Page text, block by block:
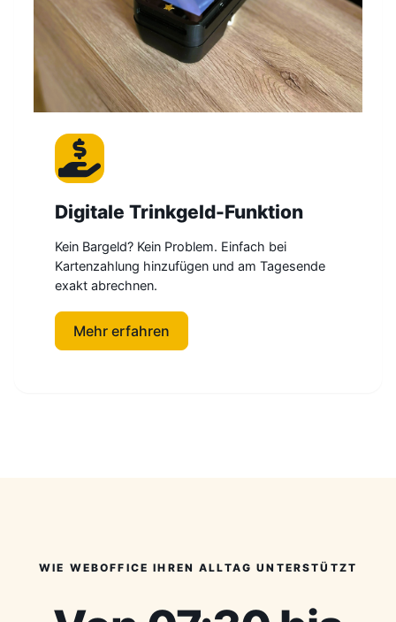
Digitale Trinkgeld-Funktion
Kein Bargeld? Kein Problem. Einfach bei
Kartenzahlung hinzufügen und am Tagesende
exakt abrechnen.
Mehr erfahren
WIE WEBOFFICE IHREN ALLTAG UNTERSTÜTZT